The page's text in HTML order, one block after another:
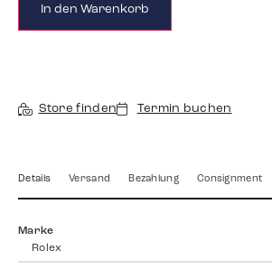
In den Warenkorb
Store finden Termin buchen
Details Versand Bezahlung Consignment
Marke
Rolex